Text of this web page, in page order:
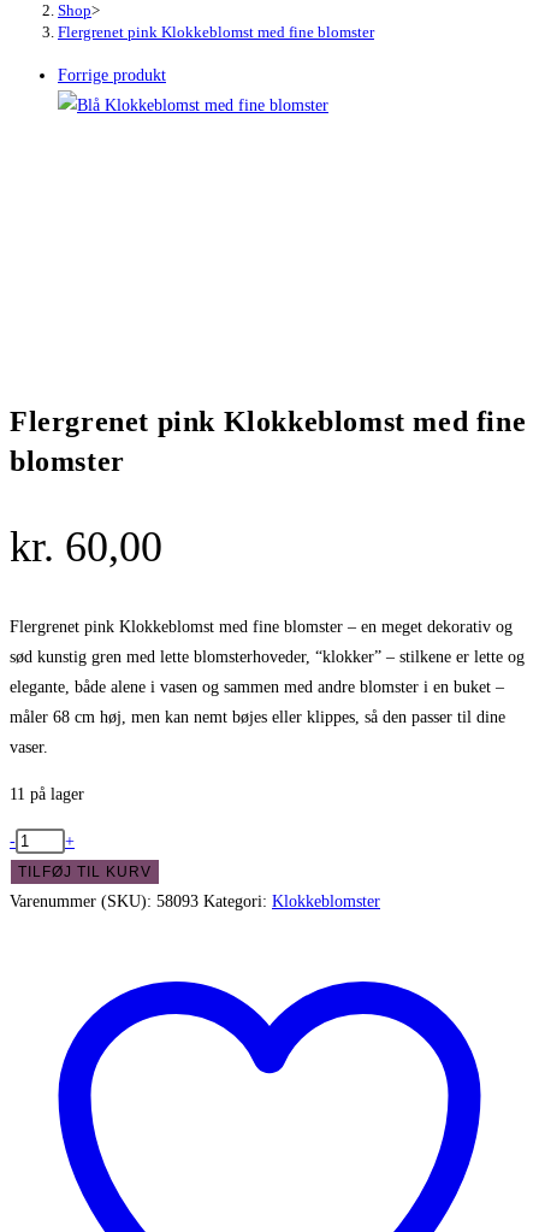
Shop>
Flergrenet pink Klokkeblomst med fine blomster
Forrige produkt
Flergrenet pink Klokkeblomst med fine
blomster
kr. 60,00
Flergrenet pink Klokkeblomst med fine blomster – en meget dekorativ og
sød kunstig gren med lette blomsterhoveder, “klokker” – stilkene er lette og
elegante, både alene i vasen og sammen med andre blomster i en buket –
måler 68 cm høj, men kan nemt bøjes eller klippes, så den passer til dine
vaser.
11 på lager
Flergrenet
pink
Klokkeblomst
- +
TILFØJ TIL KURV
Varenummer (SKU): 58093 Kategori: Klokkeblomster